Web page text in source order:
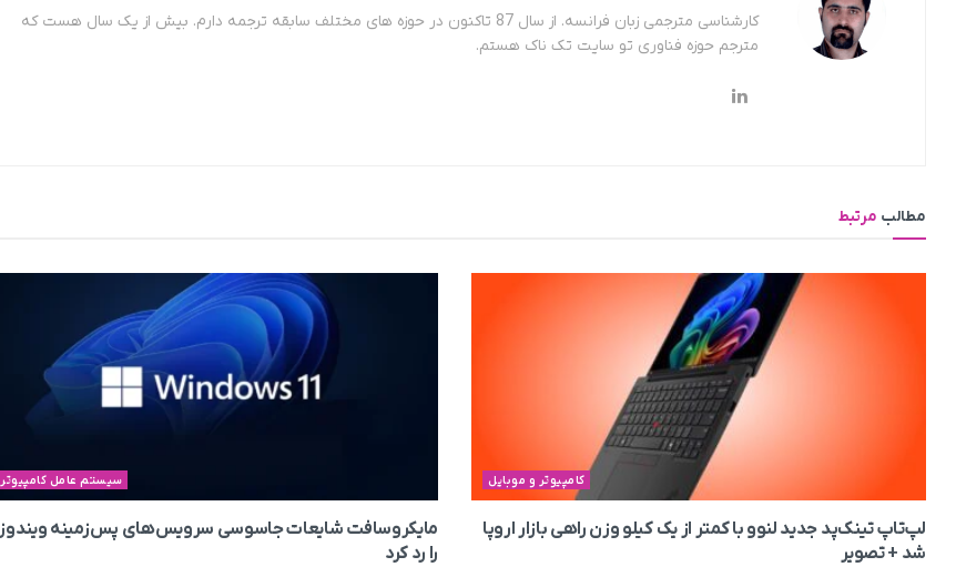
کارشناسی مترجمی زبان فرانسه. از سال 87 تاکنون در حوزه های مختلف سابقه ترجمه دارم. بیش از یک سال هست که
مترجم حوزه فناوری تو سایت تک ناک هستم.
مطالب مرتبط
کامپیوتر و موبایل
لپ‌تاپ تینک‌پد جدید لنوو با کمتر از یک کیلو وزن راهی بازار اروپا
شد + تصویر
سیستم عامل کامپیوتر
را رد کرد